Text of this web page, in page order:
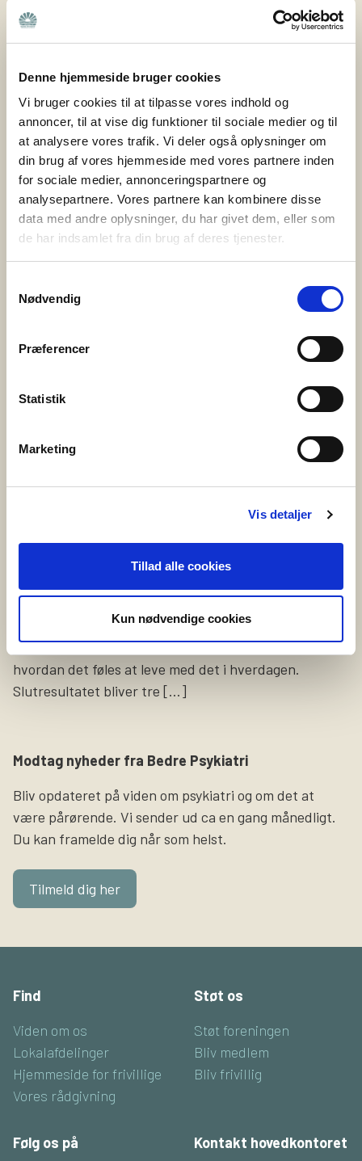
Denne hjemmeside bruger cookies
Vi bruger cookies til at tilpasse vores indhold og
annoncer, til at vise dig funktioner til sociale medier og til
at analysere vores trafik. Vi deler også oplysninger om
din brug af vores hjemmeside med vores partnere inden
for sociale medier, annonceringspartnere og
analysepartnere. Vores partnere kan kombinere disse
data med andre oplysninger, du har givet dem, eller som
de har indsamlet fra din brug af deres tjenester.
Nødvendig
Præferencer
Statistik
Marketing
Vis detaljer
Tillad alle cookies
Kun nødvendige cookies
spørgsmål har været omdrejningspunktet i
projektet Nye veje til frivillighed, som Bedre Psykiatri
Høreforeningen med støtte fra Nordea-fonden. Bedre
Psykiatri er en forening bygget på frivillige kræfter og
lokale fællesskaber. Det er de ca. 400 frivillige i Bedre
Psykiatri, […]
3. juni 2025
PårørendeKurset gør en forskel
Bedre Psykiatri har i samarbejde med Syddansk
gennemført en omfattende evaluering af
styrker pårørendes trivsel, handlekraft og følelse af
udviklingsforstyrrelse. Hvad er PårørendeKurset?
PårørendeKurset er […]
Vi leder netop nu efter en person, som er
lyst til at dele sine erfaringer og oplevelser på video.
Formålet med videoerne er at sætte fokus på
selvskade som symptom og gøre pårørende klogere på,
hvordan det føles at leve med det i hverdagen.
Slutresultatet bliver tre […]
Modtag nyheder fra Bedre Psykiatri
Bliv opdateret på viden om psykiatri og om det at
være pårørende. Vi sender ud ca en gang månedligt.
Du kan framelde dig når som helst.
Tilmeld dig her
Find
Viden om os
Lokalafdelinger
Hjemmeside for frivillige
Vores rådgivning
Støt os
Støt foreningen
Bliv medlem
Bliv frivillig
Følg os på Kontakt hovedkontoret